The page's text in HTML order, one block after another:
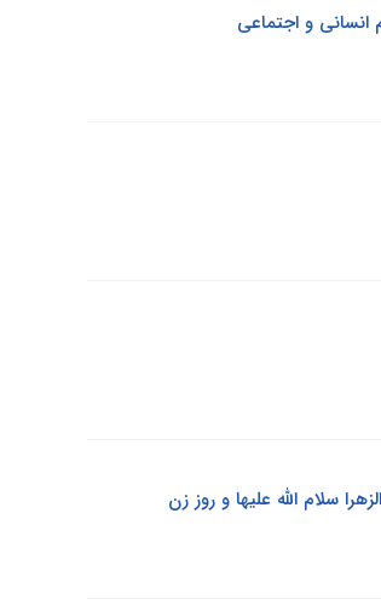
انسانی و اجتماعی
سلام الله علیها و روز زن